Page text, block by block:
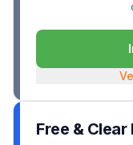
Free & Clear